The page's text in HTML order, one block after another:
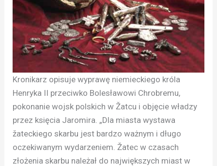
Kronikarz opisuje wyprawę niemieckiego króla
Henryka II przeciwko Bolesławowi Chrobremu,
pokonanie wojsk polskich w Žatcu i objęcie władzy
przez księcia Jaromira. „Dla miasta wystawa
žateckiego skarbu jest bardzo ważnym i długo
oczekiwanym wydarzeniem. Žatec w czasach
złożenia skarbu należał do największych miast w